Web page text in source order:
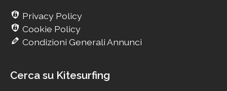
Privacy Policy
Cookie Policy
Condizioni Generali Annunci
Cerca su Kitesurfing